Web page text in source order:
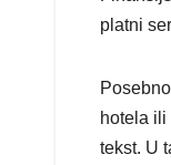
platni
hotela
tekst. U